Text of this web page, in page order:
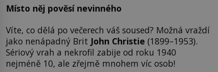
Místo něj pověsí nevinného
Víte, co dělá po večerech váš soused? Možná vraždí
jako nenápadný Brit John Christie (1899–1953).
Sériový vrah a nekrofil zabije od roku 1940
nejméně 10, ale zřejmě mnohem víc osob!